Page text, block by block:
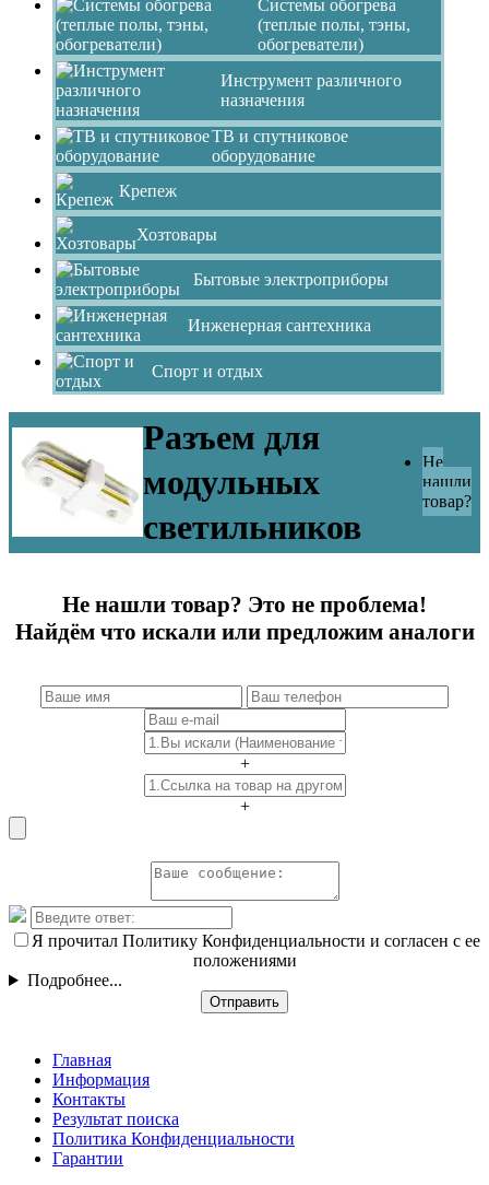
Системы обогрева
(теплые полы, тэны,
обогреватели)
Инструмент различного
назначения
ТВ и спутниковое
оборудование
Крепеж
Хозтовары
Бытовые электроприборы
Инженерная сантехника
Спорт и отдых
Разъем для
модульных
светильников
Не
нашли
товар?
Не нашли товар? Это не проблема!
Найдём что искали или предложим аналоги
+
+
Я прочитал Политику Конфиденциальности и согласен с ее
положениями
Подробнее...
Отправить
Главная
Информация
Контакты
Результат поиска
Политика Конфиденциальности
Гарантии